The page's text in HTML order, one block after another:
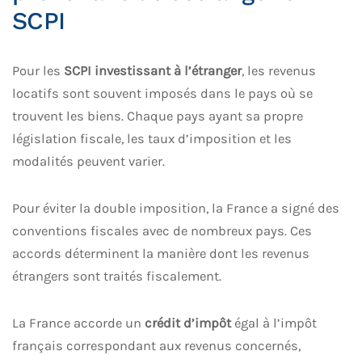
SCPI
Pour les SCPI investissant à l’étranger, les revenus
locatifs sont souvent imposés dans le pays où se
trouvent les biens. Chaque pays ayant sa propre
législation fiscale, les taux d’imposition et les
modalités peuvent varier.
Pour éviter la double imposition, la France a signé des
conventions fiscales avec de nombreux pays. Ces
accords déterminent la manière dont les revenus
étrangers sont traités fiscalement.
La France accorde un crédit d’impôtégal à l’impôt
français correspondant aux revenus concernés,